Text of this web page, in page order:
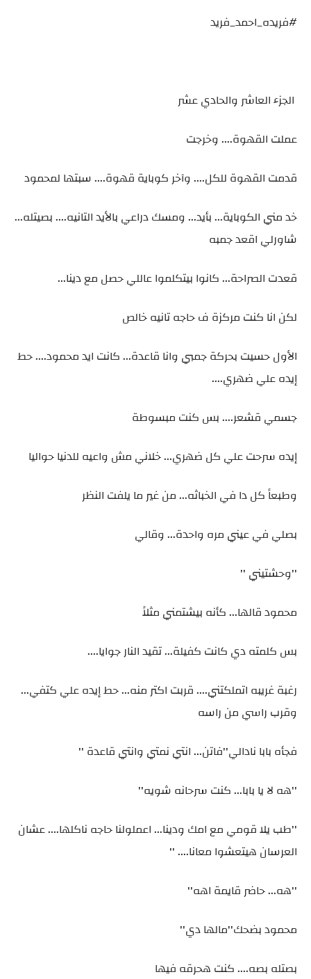
#فريده_احمد_فريد
الجزء العاشر والحادي عشر
عملت القهوة.... وخرجت
قدمت القهوة للكل.... وآخر كوباية قهوة.... سبتها لمحمود
خد مني الكوباية... بأيد... ومسك دراعي بالأيد التانيه.... بصيتله...
شاورلي اقعد جمبه
قعدت الصراحة... كانوا بيتكلموا عاللي حصل مع دينا...
لكن انا كنت مركزة ف حاجه تانيه خالص
الأول حسيت بحركة جمبي وانا قاعدة... كانت ايد محمود.... حط
إيده علي ضهري....
جسمي قشعر.... بس كنت مبسوطة
إيده سرحت علي كل ضهري... خلاني مش واعيه للدنيا حواليا
وطبعاً كل دا في الخباثه... من غير ما يلفت النظر
بصلي في عيني مره واحدة... وقالي
''وحشتيني ''
محمود قالها... كأنه بيشتمني مثلاً
بس كلمته دي كانت كفيلة... تقيد النار جوايا....
رغبة غريبه اتملكتني.... قربت اكتر منه... حط إيده علي كتفي...
وقرب راسي من راسه
فجأه بابا نادالي''فاتن... انتي نمتي وانتي قاعدة ''
''هه لا يا بابا... كنت سرحانه شويه''
''طب يلا قومي مع امك ودينا... اعملولنا حاجه ناكلها.... عشان
العرسان هيتعشوا معانا.... ''
''هه... حاضر قايمة اهه''
محمود بضحك''مالها دي''
بصتله بصه.... كنت هحرقه فيها